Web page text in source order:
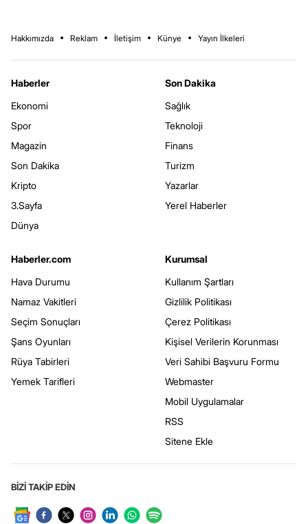
Hakkımızda Reklam İletişim Künye Yayın İlkeleri
Haberler
Ekonomi
Spor
Magazin
Son Dakika
Kripto
3.Sayfa
Dünya
Son Dakika
Sağlık
Teknoloji
Finans
Turizm
Yazarlar
Yerel Haberler
Haberler.com
Hava Durumu
Namaz Vakitleri
Seçim Sonuçları
Şans Oyunları
Rüya Tabirleri
Yemek Tarifleri
Kurumsal
Kullanım Şartları
Gizlilik Politikası
Çerez Politikası
Kişisel Verilerin Korunması
Veri Sahibi Başvuru Formu
Webmaster
Mobil Uygulamalar
RSS
Sitene Ekle
BİZİ TAKİP EDİN